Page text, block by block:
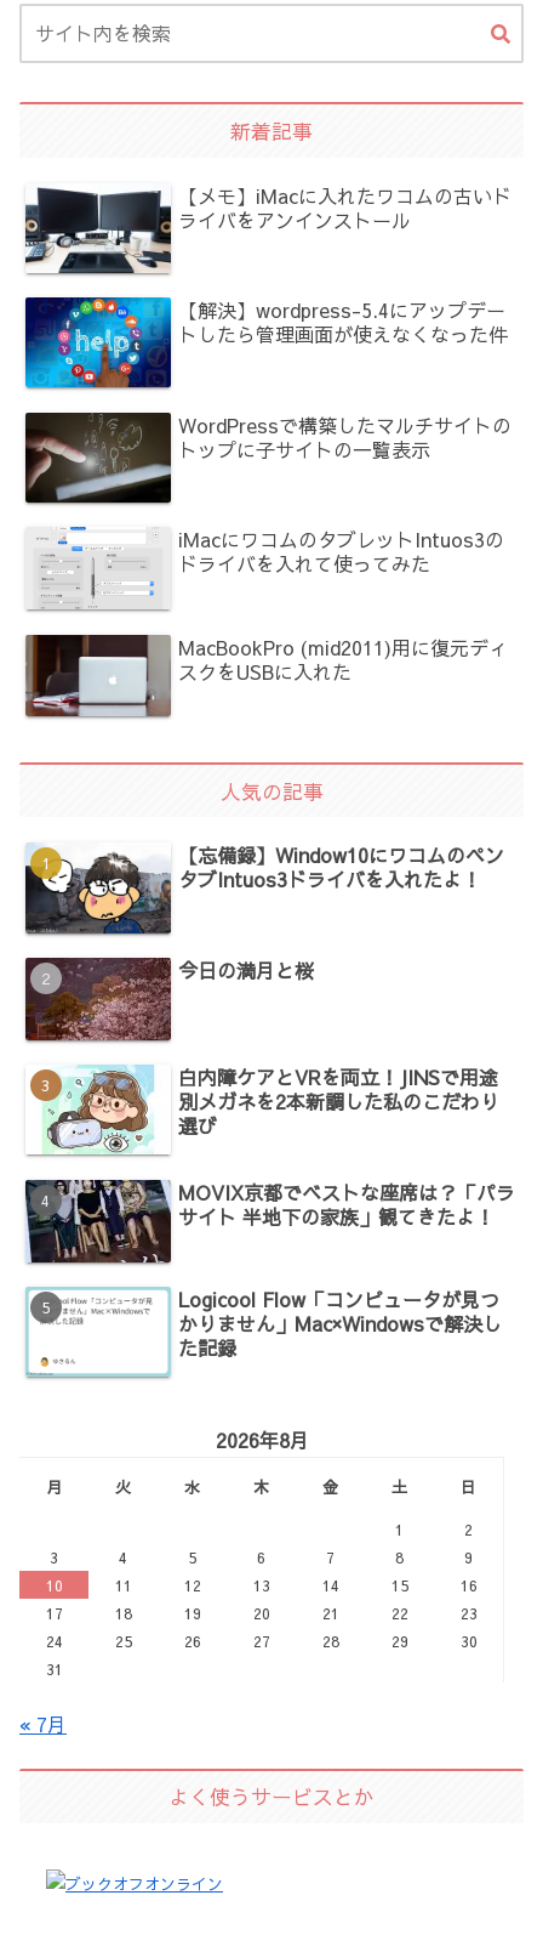
新着記事
【メモ】iMacに入れたワコムの古いド
ライバをアンインストール
【解決】wordpress-5.4にアップデー
トしたら管理画面が使えなくなった件
WordPressで構築したマルチサイトの
トップに子サイトの一覧表示
iMacにワコムのタブレットIntuos3の
ドライバを入れて使ってみた
MacBookPro (mid2011)用に復元ディ
スクをUSBに入れた
人気の記事
【忘備録】Window10にワコムのペン
タブIntuos3ドライバを入れたよ！
今日の満月と桜
白内障ケアとVRを両立！JINSで用途
別メガネを2本新調した私のこだわり
選び
MOVIX京都でベストな座席は？「パラ
サイト 半地下の家族」観てきたよ！
Logicool Flow「コンピュータが見つ
かりません」Mac×Windowsで解決し
た記録
2026年8月
月 火 水 木 金 土 日
1
2
3
4 5 6 7 8
9
10
11 12 13 14 15
16
17
18 19 20 21 22
23
24
25 26 27 28 29
30
31
« 7月
よく使うサービスとか